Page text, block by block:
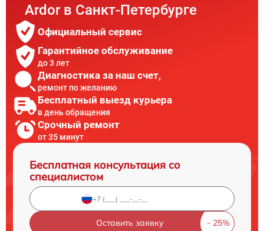
Ardor в Санкт-Петербурге
Официальный сервис
Гарантийное обслуживание
до 3 лет
Диагностика за наш счет,
ремонт по желанию
Бесплатный выезд курьера
в день обращения
Срочный ремонт
от 35 минут
Бесплатная консультация со
специалистом
Оставить заявку